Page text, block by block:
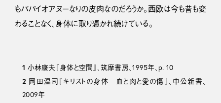
もパパイオアヌーなりの皮肉なのだろうか。西欧は今も昔も変
わることなく、身体に取り憑かれ続けている。
1 小林康夫『身体と空間』、筑摩書房、1995年、p. 10
2 岡田温司『キリストの身体 血と肉と愛の傷』、中公新書、
2009年